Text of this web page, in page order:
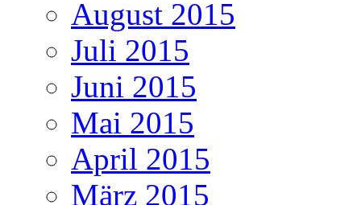
August 2015
Juli 2015
Juni 2015
Mai 2015
April 2015
März 2015